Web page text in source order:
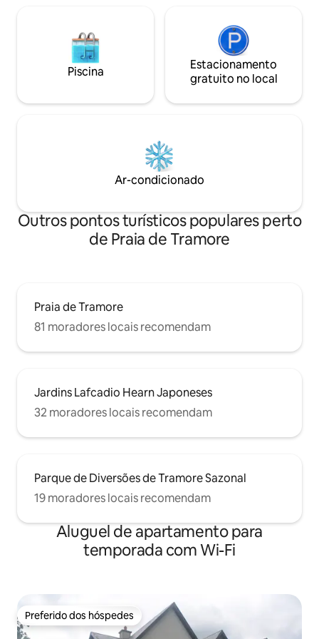
Piscina
Estacionamento
gratuito no local
Ar-condicionado
Outros pontos turísticos populares perto
de Praia de Tramore
Praia de Tramore
81 moradores locais recomendam
Jardins Lafcadio Hearn Japoneses
32 moradores locais recomendam
Parque de Diversões de Tramore Sazonal
19 moradores locais recomendam
Aluguel de apartamento para
temporada com Wi-Fi
Preferido dos hóspedes
Preferido dos hóspedes